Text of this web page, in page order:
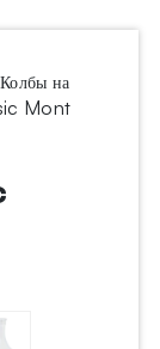
Колбы на
Mont